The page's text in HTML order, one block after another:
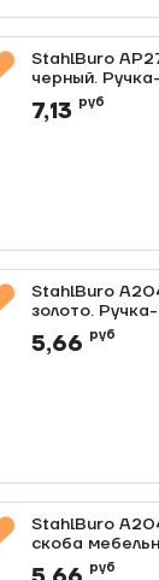
StahlBuro
черный.
Артикул:
7,13 руб
StahlBuro
золото.
Артикул:
5,66 руб
StahlBuro
скоба
Артикул: руб